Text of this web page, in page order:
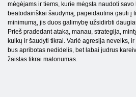
mėgėjams ir tiems, kurie mėgsta naudoti
beatodairiškai šaudymą, pageidautina gauti į
minimumą, jis duos galimybę užsidirbti
Prieš pradedant ataką, manau, strategija,
kulkų ir šaudyti tikrai. Varlė agresija neveiks,
bus apribotas nedidelis, bet labai judrus
žaislas tikrai malonumas.